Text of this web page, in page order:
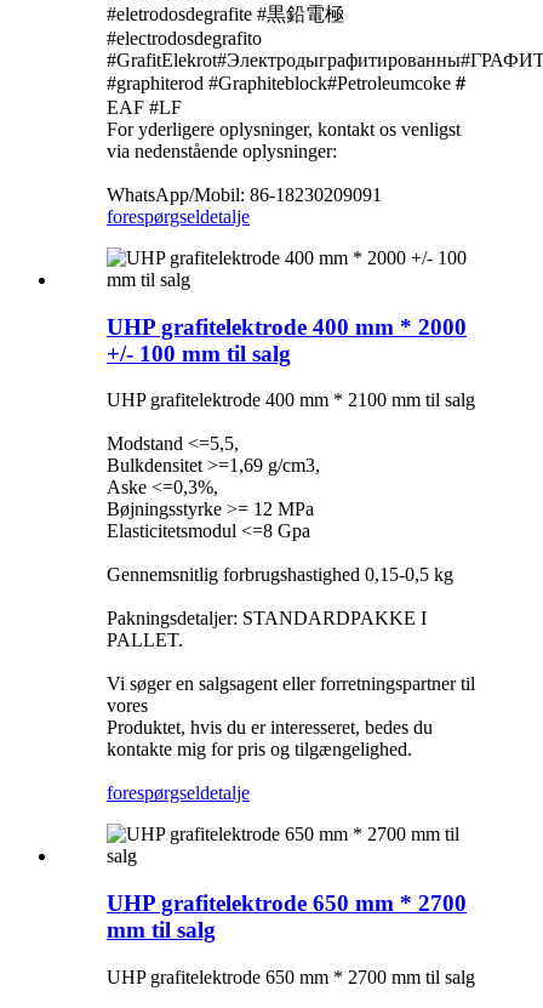
#eletrodosdegrafite #黒鉛電極
#electrodosdegrafito
#graphiterod #Graphiteblock#Petroleumcoke＃
EAF #LF
For yderligere oplysninger, kontakt os venligst
via nedenstående oplysninger:
WhatsApp/Mobil: 86-18230209091
forespørgseldetalje
UHP grafitelektrode 400 mm * 2000
+/- 100 mm til salg
UHP grafitelektrode 400 mm * 2100 mm til salg
Modstand <=5,5,
Bulkdensitet >=1,69 g/cm3,
Aske <=0,3%,
Bøjningsstyrke >= 12 MPa
Elasticitetsmodul <=8 Gpa
Gennemsnitlig forbrugshastighed 0,15-0,5 kg
Pakningsdetaljer: STANDARDPAKKE I
PALLET.
Vi søger en salgsagent eller forretningspartner til
vores
Produktet, hvis du er interesseret, bedes du
kontakte mig for pris og tilgængelighed.
forespørgseldetalje
UHP grafitelektrode 650 mm * 2700
mm til salg
UHP grafitelektrode 650 mm * 2700 mm til salg